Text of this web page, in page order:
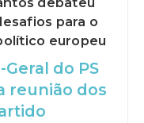
para o
europeu
do PS
reunião dos